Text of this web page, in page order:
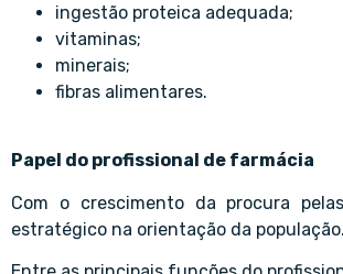
ingestão proteica adequada;
vitaminas;
minerais;
fibras alimentares.
Papel do profissional de farmácia
Com o crescimento da procura
estratégico na orientação da população.